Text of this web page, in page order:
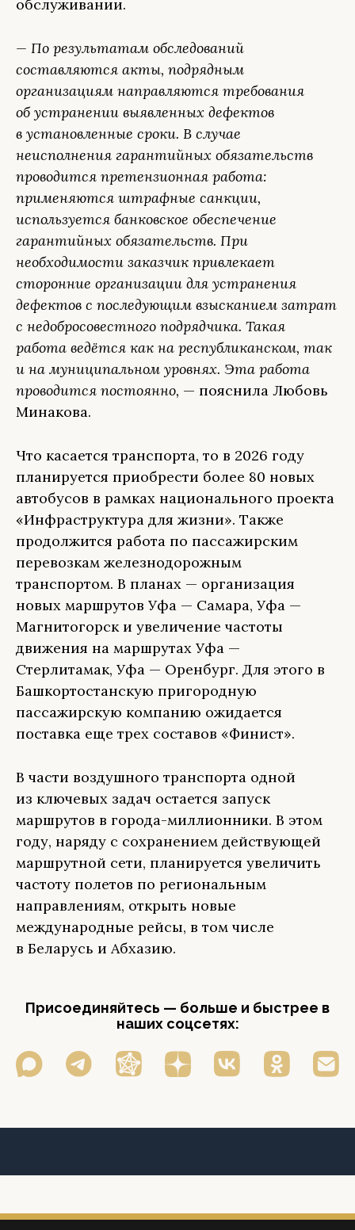
обслуживании.
— По результатам обследований
составляются акты, подрядным
организациям направляются требования
об устранении выявленных дефектов
в установленные сроки. В случае
неисполнения гарантийных обязательств
проводится претензионная работа:
применяются штрафные санкции,
используется банковское обеспечение
гарантийных обязательств. При
необходимости заказчик привлекает
сторонние организации для устранения
дефектов с последующим взысканием затрат
с недобросовестного подрядчика. Такая
работа ведётся как на республиканском, так
и на муниципальном уровнях. Эта работа
проводится постоянно, — пояснила Любовь
Минакова.
Что касается транспорта, то в 2026 году
планируется приобрести более 80 новых
автобусов в рамках национального проекта
«Инфраструктура для жизни». Также
продолжится работа по пассажирским
перевозкам железнодорожным
транспортом. В планах — организация
новых маршрутов Уфа — Самара, Уфа —
Магнитогорск и увеличение частоты
движения на маршрутах Уфа —
Стерлитамак, Уфа — Оренбург. Для этого в
Башкортостанскую пригородную
пассажирскую компанию ожидается
поставка еще трех составов «Финист».
В части воздушного транспорта одной
из ключевых задач остается запуск
маршрутов в города-миллионники. В этом
году, наряду с сохранением действующей
маршрутной сети, планируется увеличить
частоту полетов по региональным
направлениям, открыть новые
международные рейсы, в том числе
в Беларусь и Абхазию.
Присоединяйтесь — больше и быстрее в
наших соцсетях: